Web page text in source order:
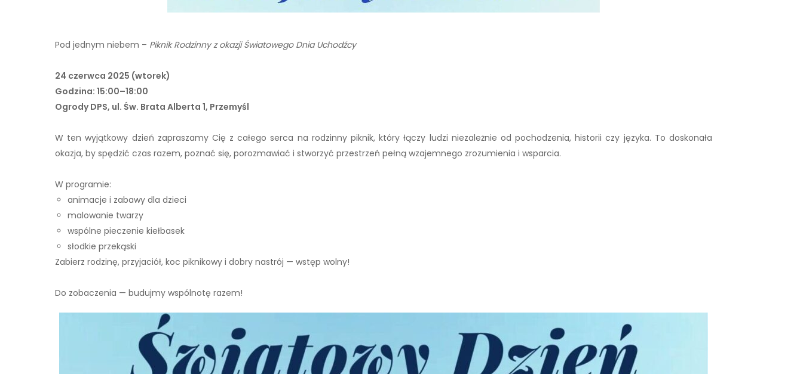
Pod jednym niebem – Piknik Rodzinny z okazji Światowego Dnia Uchodźcy
24 czerwca 2025 (wtorek)
Godzina: 15:00–18:00
Ogrody DPS, ul. Św. Brata Alberta 1, Przemyśl
W ten wyjątkowy dzień zapraszamy Cię z całego serca na rodzinny piknik, który łączy ludzi niezależnie od pochodzenia, historii czy języka. To doskonała
okazja, by spędzić czas razem, poznać się, porozmawiać i stworzyć przestrzeń pełną wzajemnego zrozumienia i wsparcia.
W programie:
animacje i zabawy dla dzieci
malowanie twarzy
wspólne pieczenie kiełbasek
słodkie przekąski
Zabierz rodzinę, przyjaciół, koc piknikowy i dobry nastrój — wstęp wolny!
Do zobaczenia — budujmy wspólnotę razem!